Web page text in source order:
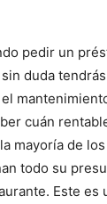
pedir un
duda
cuán
mayoría de
todo su
Este es